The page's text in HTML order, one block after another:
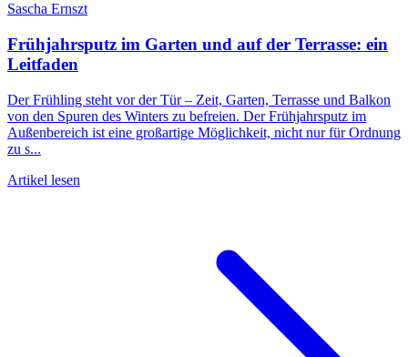
Sascha Ernszt
Frühjahrsputz im Garten und auf der Terrasse: ein
Leitfaden
Der Frühling steht vor der Tür – Zeit, Garten, Terrasse und Balkon
von den Spuren des Winters zu befreien. Der Frühjahrsputz im
Außenbereich ist eine großartige Möglichkeit, nicht nur für Ordnung
zu s...
Artikel lesen